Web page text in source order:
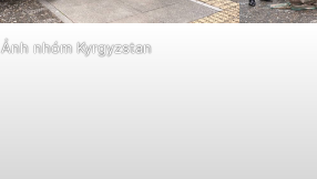
Ảnh nhóm Kyrgyzstan